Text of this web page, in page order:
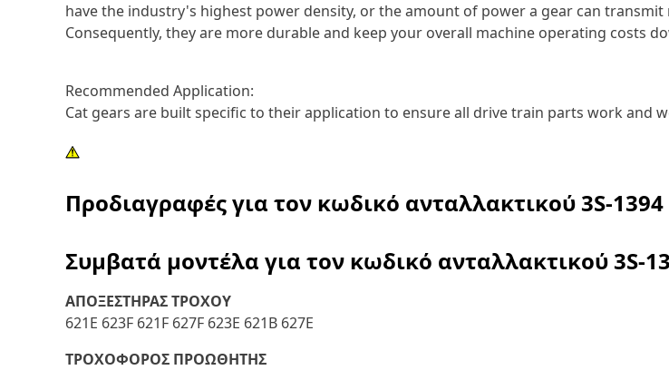
have the industry's highest power density, or the amount of power a gear can
Consequently, they are more durable and keep your overall machine operating costs
Recommended Application:
Cat gears are built specific to their application to ensure all drive train parts work and
Προδιαγραφές για τον κωδικό ανταλλακτικού3S-1394
Συμβατά μοντέλα για τον κωδικό ανταλλακτικού3S-
ΑΠΟΞΕΣΤΗΡΑΣ ΤΡΟΧΟΥ
621E 623F 621F 627F 623E 621B 627E
ΤΡΟΧΟΦΟΡΟΣ ΠΡΟΩΘΗΤΗΣ